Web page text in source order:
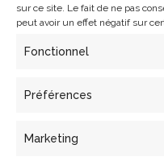
sur ce site. Le fait de ne pas
peut avoir un effet négatif sur
Fonctionnel
Préférences
Marketing
pédagogique : Maquette
Bâtiment," unpublished, 1. Jan.